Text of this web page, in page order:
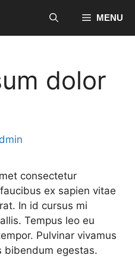
MENU
dolor
consectetur
ex sapien vitae
In id cursus mi
Tempus leo eu
Pulvinar vivamus
bibendum egestas.